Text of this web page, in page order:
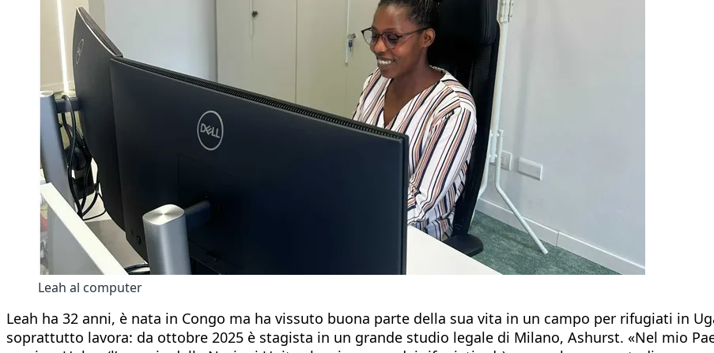
Leah al computer
Leah ha 32 anni, è nata in Congo ma ha vissuto buona parte della sua vita in un campo per rifugiati in
soprattutto lavora: da ottobre 2025 è stagista in un grande studio legale di Milano, Ashurst. «Nel mio